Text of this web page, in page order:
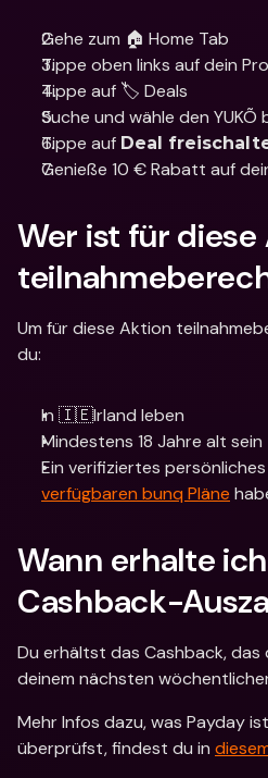
Gehe zum 🏠 Home Tab
Tippe oben links auf dein
Tippe auf 🏷️ Deals
Suche und wähle den YUKÕ
Tippe auf Deal
Genieße 10 € Rabatt auf
Wer ist für
Um für diese Aktion
du:
In 🇮🇪Irland leben
Mindestens 18 Jahre alt sein
verfügbaren bunq Pläne
Wann erhalte
Cashback-
Du erhältst das Cashback,
deinem nächsten
Mehr Infos dazu, was Payday
überprüfst, findest du in